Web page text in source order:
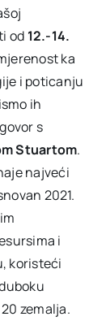
od 12.-14.
ka
i poticanju
ih
s
Stuartom.
najveći
2021.
i
koristeći
zemalja.